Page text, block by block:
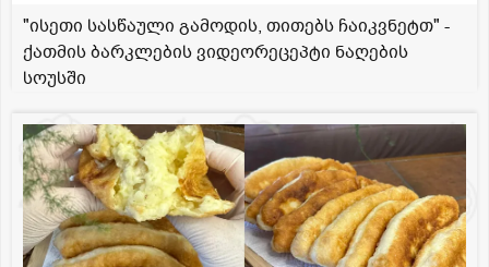
"ისეთი სასწაული გამოდის, თითებს ჩაიკვნეტთ" -
ქათმის ბარკლების ვიდეორეცეპტი ნაღების
სოუსში